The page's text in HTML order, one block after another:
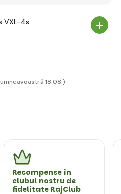
VXL-4s
18.08.)
Recompense în
clubul nostru de
fidelitate RajClub